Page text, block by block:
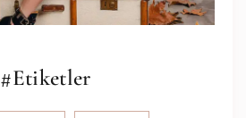
#Etiketler